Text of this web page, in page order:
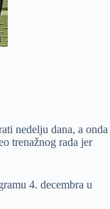
nedelju dana, a onda
trenažnog rada jer
4. decembra u